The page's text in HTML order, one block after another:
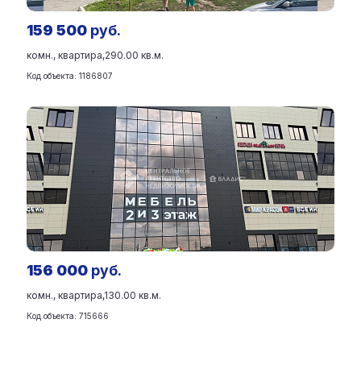
159 500 руб.
комн., квартира,290.00 кв.м.
Код объекта: 1186807
156 000 руб.
комн., квартира,130.00 кв.м.
Код объекта: 715666